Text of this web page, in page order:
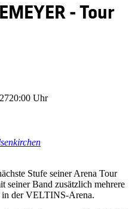
- Tour
20:00 Uhr
Stufe seiner Arena Tour
seiner Band zusätzlich mehrere
in der VELTINS-Arena.